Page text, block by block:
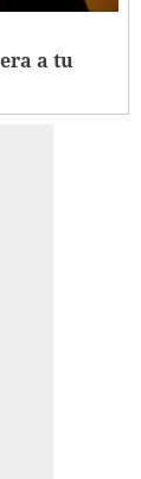
a tu